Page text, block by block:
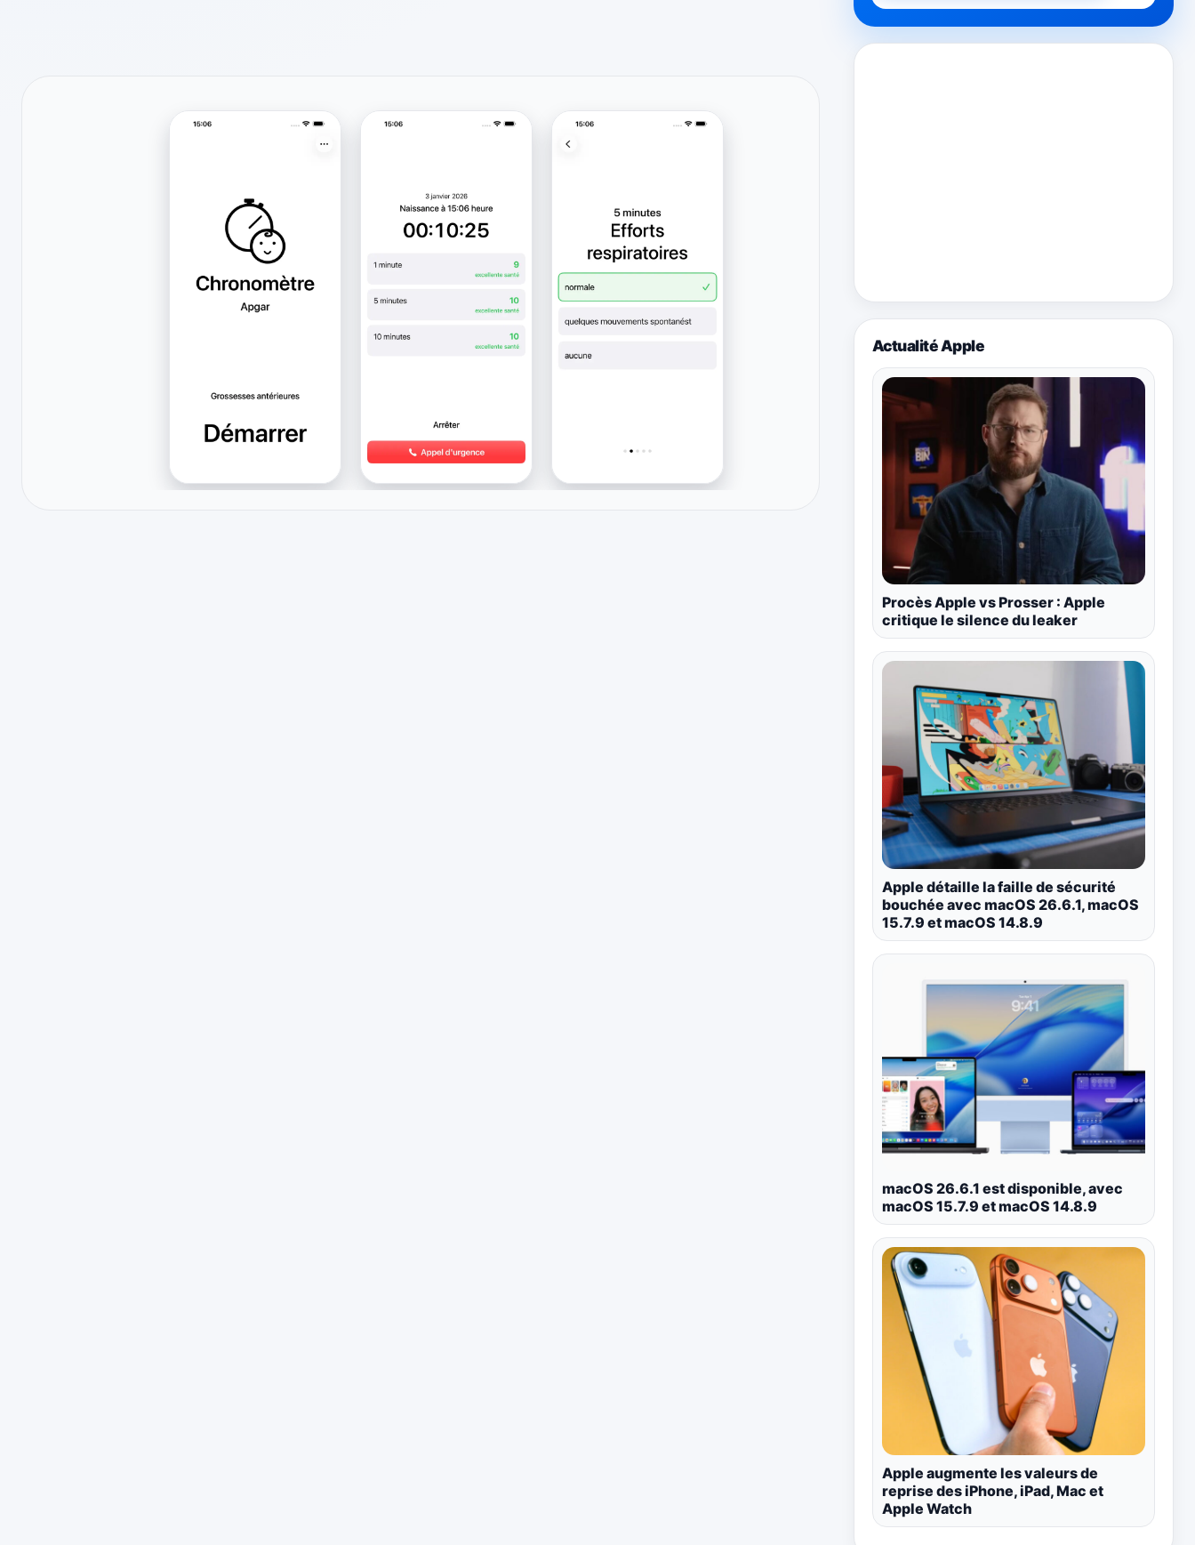
Actualité Apple
Procès Apple vs Prosser : Apple
critique le silence du leaker
Apple détaille la faille de sécurité
bouchée avec macOS 26.6.1, macOS
15.7.9 et macOS 14.8.9
macOS 26.6.1 est disponible, avec
macOS 15.7.9 et macOS 14.8.9
Apple augmente les valeurs de
reprise des iPhone, iPad, Mac et
Apple Watch